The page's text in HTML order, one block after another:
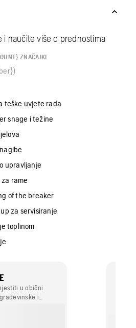
i naučite više o prednostima
ZNAČAJKI
teške uvjete rada
snage i težine
upravljanje
rame
of the breaker
za servisiranje
toplinom
u obični
i